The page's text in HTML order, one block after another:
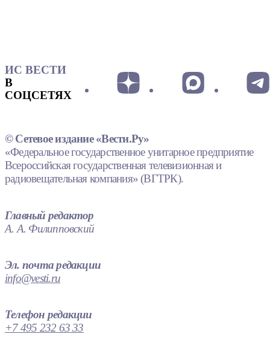
ИС ВЕСТИ
В
СОЦСЕТЯХ
© Сетевое издание «Вести.Ру»
«Федеральное государственное унитарное предприятие
Всероссийская государственная телевизионная и
радиовещательная компания» (ВГТРК).
Главный редактор
А. А. Филипповский
Эл. почта редакции
info@vesti.ru
Телефон редакции
+7 495 232 63 33